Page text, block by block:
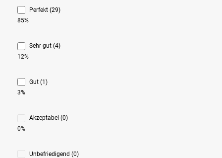
Perfekt (29)
85%
Sehr gut (4)
12%
Gut (1)
3%
Akzeptabel (0)
0%
Unbefriedigend (0)